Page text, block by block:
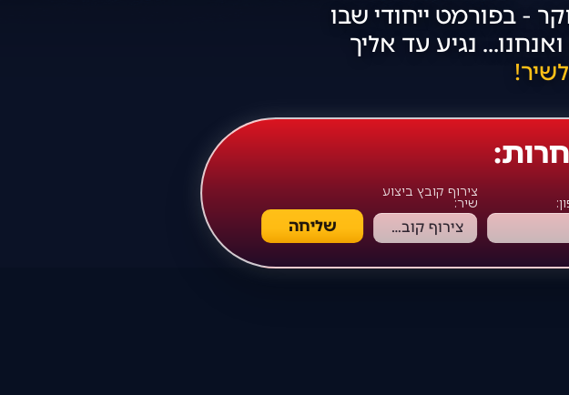
- בפורמט ייחודי שבו
נגיע עד אליך
צירוף קובץ ביצוע
שיר:
צירוף קובץ ביצוע שיר: שליחה